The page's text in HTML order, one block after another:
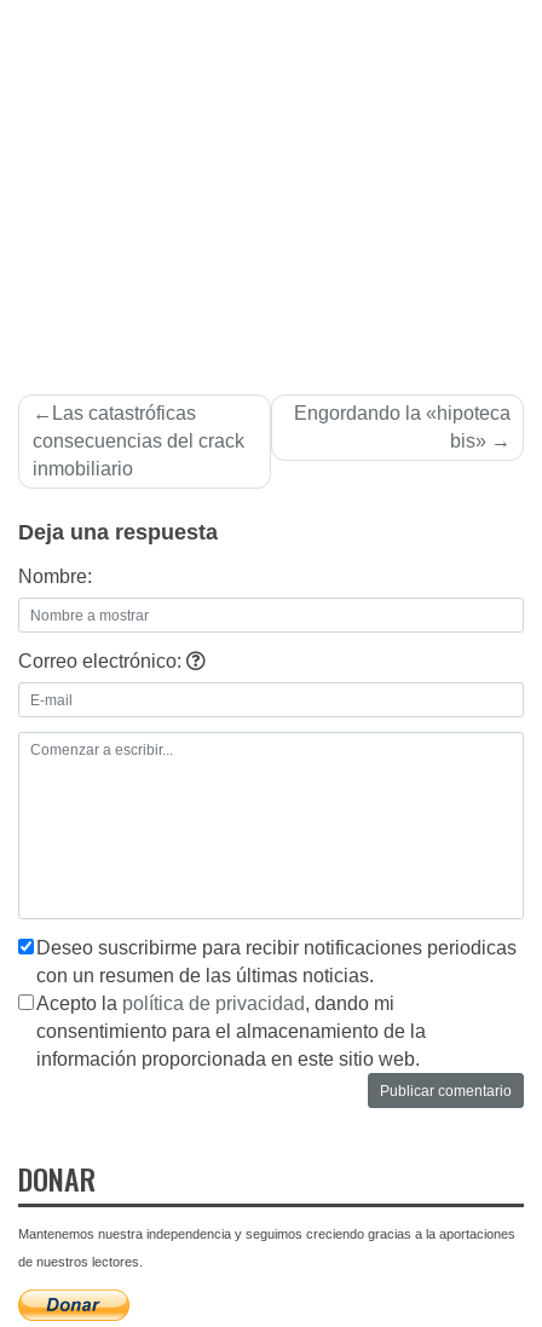
Navegación
de
entradas
Las catastróficas
consecuencias del crack
inmobiliario
Engordando la «hipoteca
bis»
Deja una respuesta
Nombre:
Correo electrónico:
Deseo suscribirme para recibir notificaciones periodicas
con un resumen de las últimas noticias.
Acepto la política de privacidad, dando mi
consentimiento para el almacenamiento de la
información proporcionada en este sitio web.
DONAR
Mantenemos nuestra independencia y seguimos creciendo gracias a la aportaciones
de nuestros lectores.